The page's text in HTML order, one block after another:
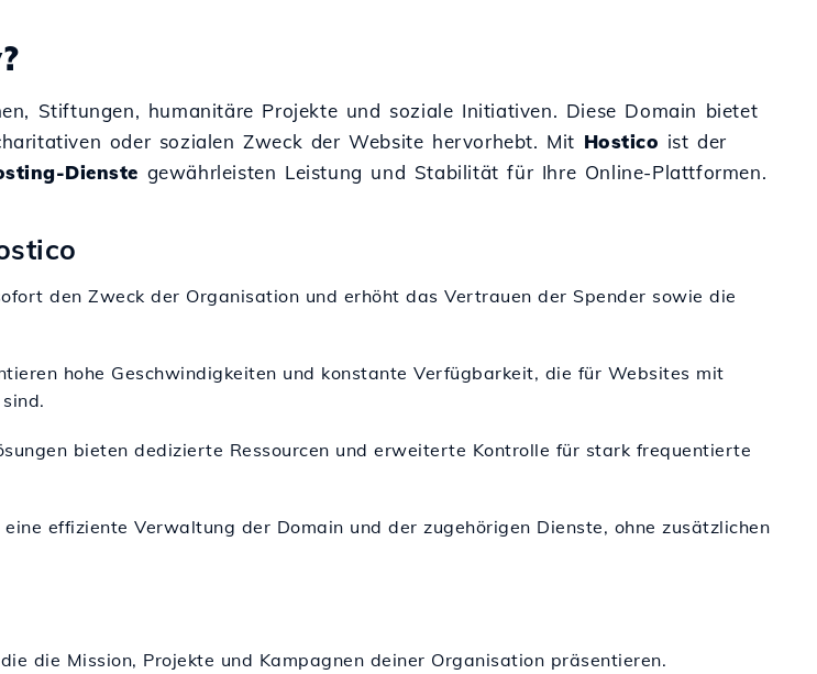
Stiftungen, humanitäre Projekte und soziale Initiativen. Diese Domain bietet
oder sozialen Zweck der Website hervorhebt. Mit Hostico ist der
Dienste gewährleisten Leistung und Stabilität für Ihre Online-Plattformen.
den Zweck der Organisation und erhöht das Vertrauen der Spender sowie die
hohe Geschwindigkeiten und konstante Verfügbarkeit, die für Websites mit
bieten dedizierte Ressourcen und erweiterte Kontrolle für stark frequentierte
effiziente Verwaltung der Domain und der zugehörigen Dienste, ohne zusätzlichen
die Mission, Projekte und Kampagnen deiner Organisation präsentieren.